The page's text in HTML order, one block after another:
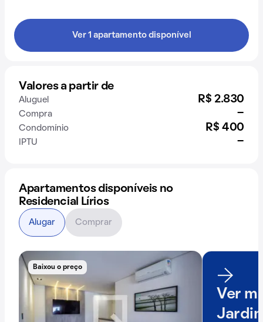
Ver 1 apartamento disponível
Valores a partir de
Aluguel R$ 2.830
Compra -
Condomínio R$ 400
IPTU -
Apartamentos disponíveis no
Residencial Lírios
Baixou o preço
Ver
Alugar Comprar